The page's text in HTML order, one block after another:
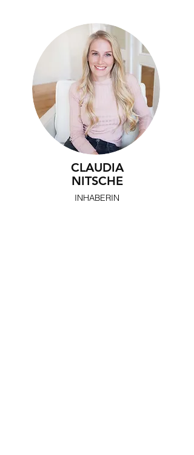
CLAUDIA
NITSCHE
INHABERIN